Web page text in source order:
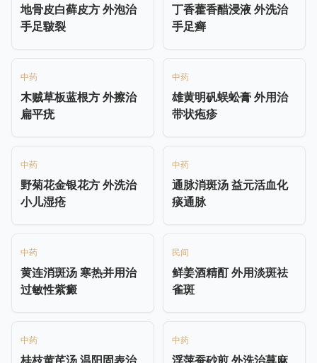
地骨皮白藓皮方 外泡治
手足皲裂
丁香藿香醋浸液 外洗治
手足癣
中药
木贼草板蓝根方 外擦治
扁平疣
中药
雄黄明矾蜈蚣膏 外用治
带状疱疹
中药
野菊花金银花方 外洗治
小儿湿疮
中药
通脉消斑汤 益元活血化
痰通脉
中药
黄连消斑汤 寒热并用治
过敏性紫癜
民间
鲜姜酒精酊 外用淡斑祛
雀斑
中药 中药